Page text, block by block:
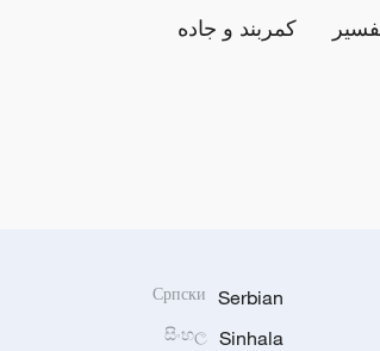
کمربند و جاده
Serbian
Српски
Sinhala
සිංහල